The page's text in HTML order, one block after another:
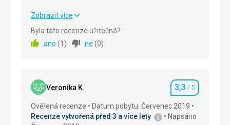
Výborný tip pro ty, kteří si dokáží pobyt v Benátkách
Strava
Služby 4,0/ 5
Cena 3,0/ 5
Zobrazit více
Byla tato recenze užitečná?
ano (1 ) ne (0)
Veronika K. Hodnocení
3,3 / 5
Ověřená recenze
Datum pobytu: Červenec 2019
Recenze vytvořená před 3 a více lety
Napsáno